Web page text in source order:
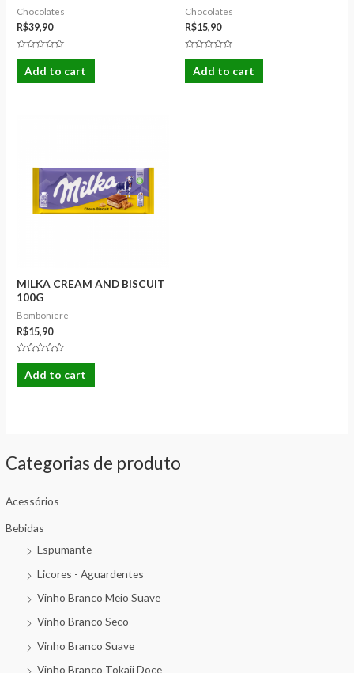
Categorias de produto
Acessórios
Bebidas
Espumante
Licores - Aguardentes
Vinho Branco Meio Suave
Vinho Branco Seco
Vinho Branco Suave
Vinho Branco Tokaji Doce
Chocolates
R$39,90
Rated
out
of
Add to cart
Chocolates
R$15,90
Rated
out
of
Add to cart
MILKA CREAM AND BISCUIT
100G
Bomboniere
R$15,90
Rated
out
of
Add to cart